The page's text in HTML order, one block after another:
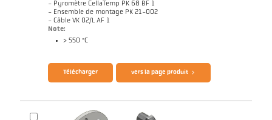
- Pyromètre CellaTemp PK 68 BF 1
- Ensemble de montage PK 21-002
- Câble VK 02/L AF 1
Note:
> 550 °C
Télécharger vers la page produit